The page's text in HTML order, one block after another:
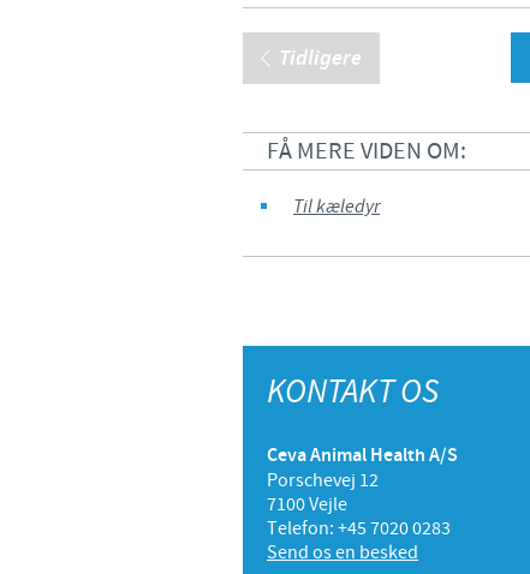
Tidligere
FÅ MERE VIDEN OM:
Til kæledyr
KONTAKT OS
Ceva Animal Health A/S
Porschevej 12
7100 Vejle
Telefon: +45 7020 0283
Send os en besked